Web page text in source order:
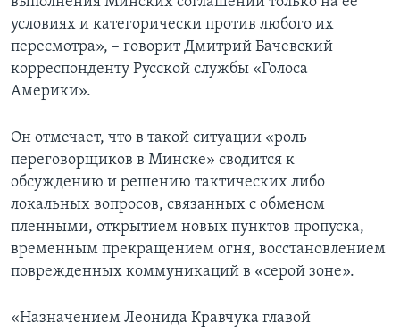
условиях и категорически против любого их
пересмотра», – говорит Дмитрий Бачевский
корреспонденту Русской службы «Голоса
Америки».
Он отмечает, что в такой ситуации «роль
переговорщиков в Минске» сводится к
обсуждению и решению тактических либо
локальных вопросов, связанных с обменом
пленными, открытием новых пунктов пропуска,
временным прекращением огня, восстановлением
поврежденных коммуникаций в «серой зоне».
«Назначением Леонида Кравчука главой